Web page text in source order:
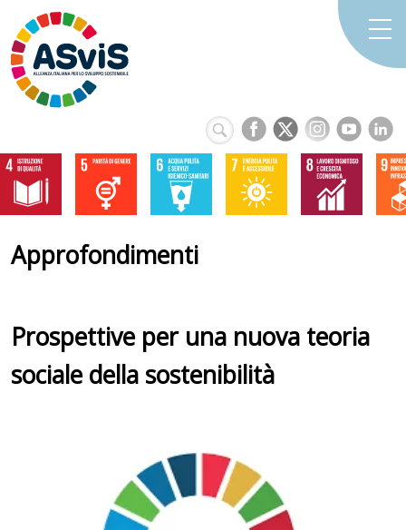
Approfondimenti
Prospettive per una nuova teoria
sociale della sostenibilità